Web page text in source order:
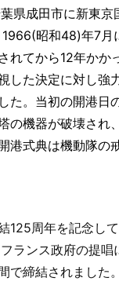
県成田市に新東京
昭和48)年7月
れてから12年かか
した決定に対し強
た。当初の開港日
の機器が破壊され
港式典は機動隊の
125周年を記念し
ランス政府の提唱
で締結されました。